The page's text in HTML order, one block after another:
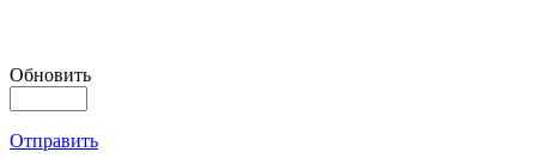
Обновить
Отправить